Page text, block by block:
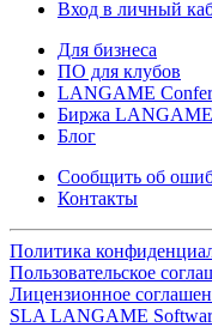
Вход в личный
Для бизнеса
ПО для клубов
LANGAME
Биржа LANGAME
Блог
Сообщить об
Контакты
Политика
Пользовательское
Лицензионное
SLA LANGAME